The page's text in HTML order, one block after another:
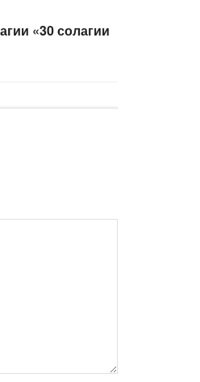
«30 солагии